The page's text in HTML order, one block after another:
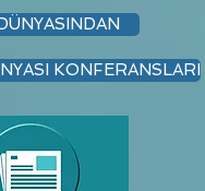
KONFERANSLARI